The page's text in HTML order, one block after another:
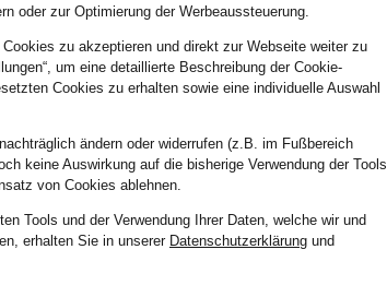
oder zur Optimierung der Werbeaussteuerung.
zu akzeptieren und direkt zur Webseite weiter zu
um eine detaillierte Beschreibung der Cookie-
Cookies zu erhalten sowie eine individuelle Auswahl
ändern oder widerrufen (z.B. im Fußbereich
keine Auswirkung auf die bisherige Verwendung der Tools
von Cookies ablehnen.
Tools und der Verwendung Ihrer Daten, welche wir und
erhalten Sie in unserer Datenschutzerklärung und